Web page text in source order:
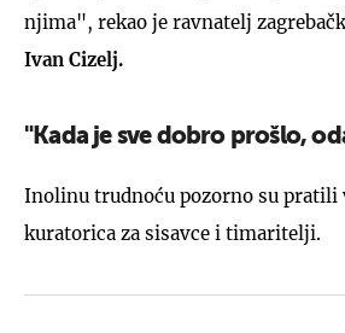
njima", rekao je ravnatelj
Ivan Cizelj.
"Kada je sve dobro prošlo,
Inolinu trudnoću pozorno su pratili
kuratorica za sisavce i timaritelji.